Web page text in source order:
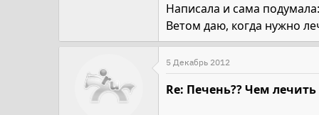
Написала и сама
Ветом даю, когда нужно
5 Декабрь 2012
Re: Печень?? Чем лечить